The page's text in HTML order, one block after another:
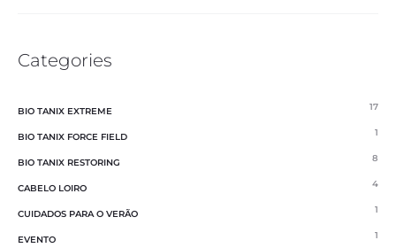
Categories
BIO TANIX EXTREME 17
BIO TANIX FORCE FIELD 1
BIO TANIX RESTORING 8
CABELO LOIRO 4
CUIDADOS PARA O VERÃO 1
EVENTO 1